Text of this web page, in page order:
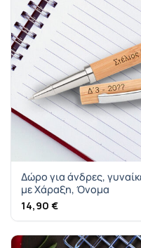
Δώρο για άνδρες,
με Χάραξη, Όνομα
14,90 €